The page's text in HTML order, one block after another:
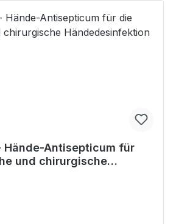
Hände-Antisepticum für
und chirurgische